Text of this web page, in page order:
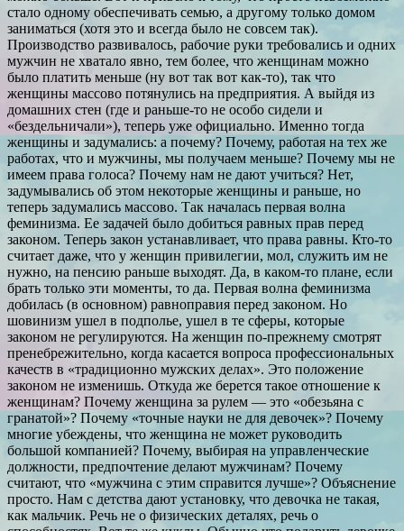
стало одному обеспечивать семью, а другому только домом
заниматься (хотя это и всегда было не совсем так).
Производство развивалось, рабочие руки требовались и одних
мужчин не хватало явно, тем более, что женщинам можно
было платить меньше (ну вот так вот как-то), так что
женщины массово потянулись на предприятия. А выйдя из
домашних стен (где и раньше-то не особо сидели и
«бездельничали»), теперь уже официально. Именно тогда
женщины и задумались: а почему? Почему, работая на тех же
работах, что и мужчины, мы получаем меньше? Почему мы не
имеем права голоса? Почему нам не дают учиться? Нет,
задумывались об этом некоторые женщины и раньше, но
теперь задумались массово. Так началась первая волна
феминизма. Ее задачей было добиться равных прав перед
законом. Теперь закон устанавливает, что права равны. Кто-то
считает даже, что у женщин привилегии, мол, служить им не
нужно, на пенсию раньше выходят. Да, в каком-то плане, если
брать только эти моменты, то да. Первая волна феминизма
добилась (в основном) равноправия перед законом. Но
шовинизм ушел в подполье, ушел в те сферы, которые
законом не регулируются. На женщин по-прежнему смотрят
пренебрежительно, когда касается вопроса профессиональных
качеств в «традиционно мужских делах». Это положение
законом не изменишь. Откуда же берется такое отношение к
женщинам? Почему женщина за рулем — это «обезьяна с
гранатой»? Почему «точные науки не для девочек»? Почему
многие убеждены, что женщина не может руководить
большой компанией? Почему, выбирая на управленческие
должности, предпочтение делают мужчинам? Почему
считают, что «мужчина с этим справится лучше»? Объяснение
просто. Нам с детства дают установку, что девочка не такая,
как мальчик. Речь не о физических деталях, речь о